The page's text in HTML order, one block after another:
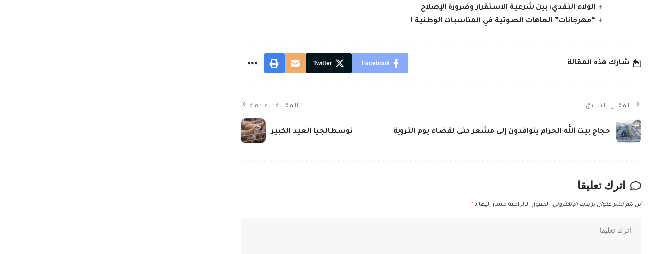
الولاء النقدي: بين شرعية الاستقرار وضرورة الإصلاح
“مهرجانات” العاهات الصوتية في المناسبات الوطنية !
شارك هذه المقالة Facebook
Twitter
المقال السابق
حجاج بيت الله الحرام يتوافدون إلى مشعر منى لقضاء يوم التروية
المقالة القادمة
نوسطالجيا العيد الكبير
اترك تعليقا
لن يتم نشر عنوان بريدك الإلكتروني. الحقول الإلزامية مشار إليها بـ *